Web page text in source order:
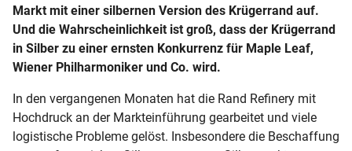
Markt mit einer silbernen Version des Krügerrand auf.
Und die Wahrscheinlichkeit ist groß, dass der Krügerrand
in Silber zu einer ernsten Konkurrenz für Maple Leaf,
Wiener Philharmoniker und Co. wird.
In den vergangenen Monaten hat die Rand Refinery mit
Hochdruck an der Markteinführung gearbeitet und viele
logistische Probleme gelöst. Insbesondere die Beschaffung